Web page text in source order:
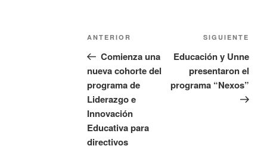
ANTERIOR
Comienza una
nueva cohorte del
programa de
Liderazgo e
Innovación
Educativa para
directivos
SIGUIENTE
Educación y Unne
presentaron el
programa “Nexos”